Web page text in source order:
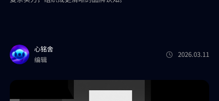
心铭舍
编辑
2026.03.11